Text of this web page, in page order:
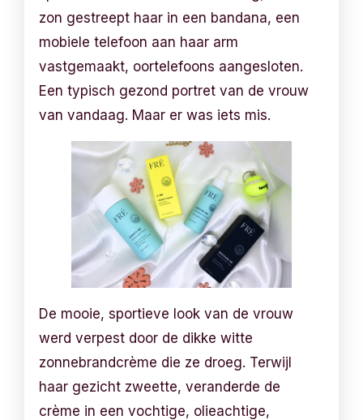
zon gestreept haar in een bandana, een
mobiele telefoon aan haar arm
vastgemaakt, oortelefoons aangesloten.
Een typisch gezond portret van de vrouw
van vandaag. Maar er was iets mis.
De mooie, sportieve look van de vrouw
werd verpest door de dikke witte
zonnebrandcrème die ze droeg. Terwijl
haar gezicht zweette, veranderde de
crème in een vochtige, olieachtige,